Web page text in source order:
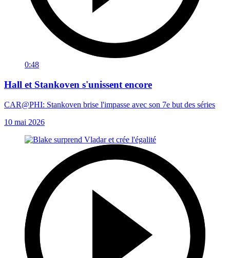
0:48
Hall et Stankoven s'unissent encore
CAR@PHI: Stankoven brise l'impasse avec son 7e but des séries
10 mai 2026